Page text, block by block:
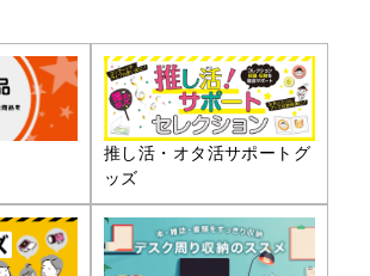
推し活・オタ活サポートグ
ッズ